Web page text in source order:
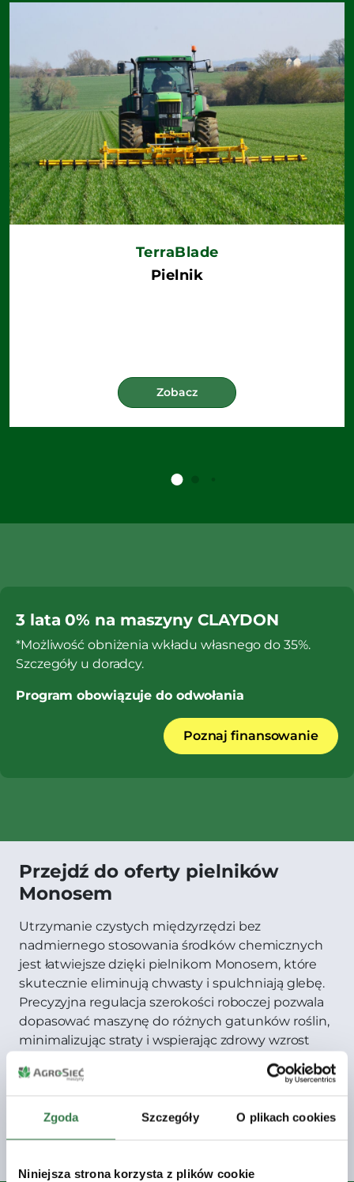
Zgoda Szczegóły O plikach cookies
Niniejsza strona korzysta z plików cookie
TerraBlade
Pielnik
Zobacz
3 lata 0% na maszyny CLAYDON
*Możliwość obniżenia wkładu własnego do 35%.
Szczegóły u doradcy.
Program obowiązuje do odwołania
Poznaj finansowanie
Przejdź do oferty pielników
Monosem
Utrzymanie czystych międzyrzędzi bez
nadmiernego stosowania środków chemicznych
jest łatwiejsze dzięki pielnikom Monosem, które
skutecznie eliminują chwasty i spulchniają glebę.
Precyzyjna regulacja szerokości roboczej pozwala
dopasować maszynę do różnych gatunków roślin,
minimalizując straty i wspierając zdrowy wzrost
Zobacz